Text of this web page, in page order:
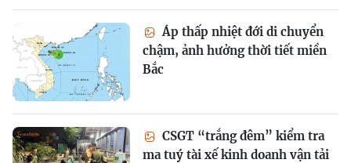
Áp thấp nhiệt đới di chuyển
chậm, ảnh hưởng thời tiết miền
Bắc
CSGT “trắng đêm” kiểm tra
ma tuý tài xế kinh doanh vận tải